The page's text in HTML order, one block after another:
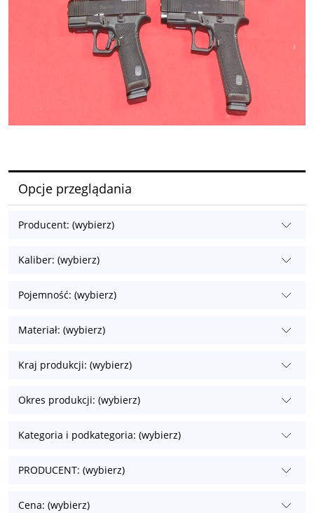
Opcje przeglądania
Producent: (wybierz)
Kaliber: (wybierz)
Pojemność: (wybierz)
Materiał: (wybierz)
Kraj produkcji: (wybierz)
Okres produkcji: (wybierz)
Kategoria i podkategoria: (wybierz)
PRODUCENT: (wybierz)
Cena: (wybierz)